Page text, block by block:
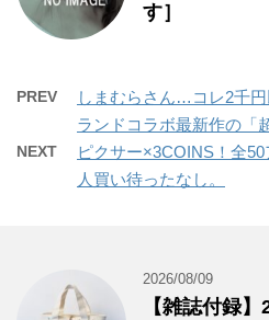
す］
PREV
しまむらさん…コレ2千
ランドコラボ最新作の「
NEXT
ピクサー×3COINS！全
人買い待ったなし。
2026/08/09
【雑誌付録